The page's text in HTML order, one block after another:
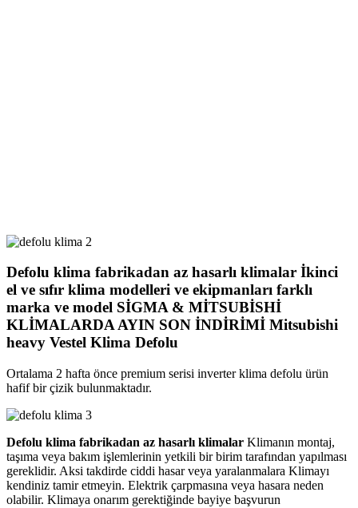
Defolu klima fabrikadan az hasarlı klimalar İkinci
el ve sıfır klima modelleri ve ekipmanları farklı
marka ve model SİGMA & MİTSUBİSHİ
KLİMALARDA AYIN SON İNDİRİMİ Mitsubishi
heavy Vestel Klima Defolu
Ortalama 2 hafta önce premium serisi inverter klima defolu ürün
hafif bir çizik bulunmaktadır.
Defolu klima fabrikadan az hasarlı klimalar Klimanın montaj,
taşıma veya bakım işlemlerinin yetkili bir birim tarafından yapılması
gereklidir. Aksi takdirde ciddi hasar veya yaralanmalara Klimayı
kendiniz tamir etmeyin. Elektrik çarpmasına veya hasara neden
olabilir. Klimaya onarım gerektiğinde bayiye başvurun